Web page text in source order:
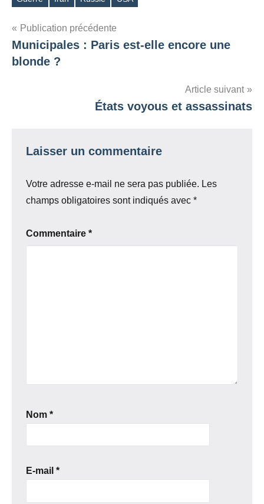
Étiquettes
Navigation
de
Publication précédente
Municipales : Paris est-elle encore une
blonde ?
Article suivant
États voyous et assassinats
Laisser un commentaire
Votre adresse e-mail ne sera pas publiée. Les
champs obligatoires sont indiqués avec *
Commentaire *
Nom *
E-mail *